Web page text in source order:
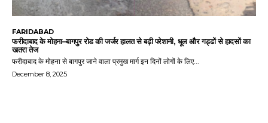
FARIDABAD
फरीदाबाद के मोहना–बागपुर रोड की जर्जर हालत से बढ़ी परेशानी, धूल और गड्ढों से हादसों का
खतरा तेज
फरीदाबाद के मोहना से बागपुर जाने वाला प्रमुख मार्ग इन दिनों लोगों के लिए...
December 8, 2025